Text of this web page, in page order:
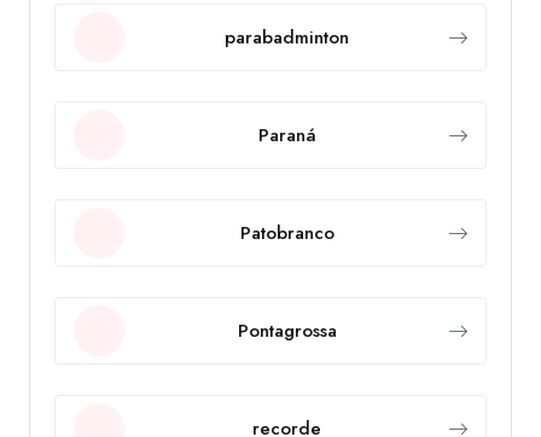
parabadminton
Paraná
Patobranco
Pontagrossa
recorde